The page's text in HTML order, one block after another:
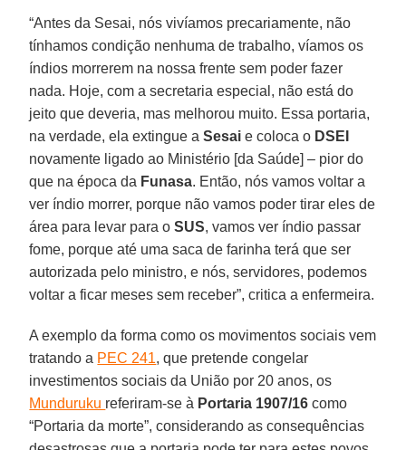
“Antes da Sesai, nós vivíamos precariamente, não
tínhamos condição nenhuma de trabalho, víamos os
índios morrerem na nossa frente sem poder fazer
nada. Hoje, com a secretaria especial, não está do
jeito que deveria, mas melhorou muito. Essa portaria,
na verdade, ela extingue aSesai e coloca o DSEI
novamente ligado ao Ministério [da Saúde] – pior do
que na época da Funasa. Então, nós vamos voltar a
ver índio morrer, porque não vamos poder tirar eles de
área para levar para oSUS, vamos ver índio passar
fome, porque até uma saca de farinha terá que ser
autorizada pelo ministro, e nós, servidores, podemos
voltar a ficar meses sem receber”, critica a enfermeira.
A exemplo da forma como os movimentos sociais vem
tratando a PEC 241, que pretende congelar
investimentos sociais da União por 20 anos, os
Munduruku referiram-se à Portaria 1907/16 como
“Portaria da morte”, considerando as consequências